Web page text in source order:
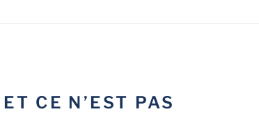
CE N’EST PAS